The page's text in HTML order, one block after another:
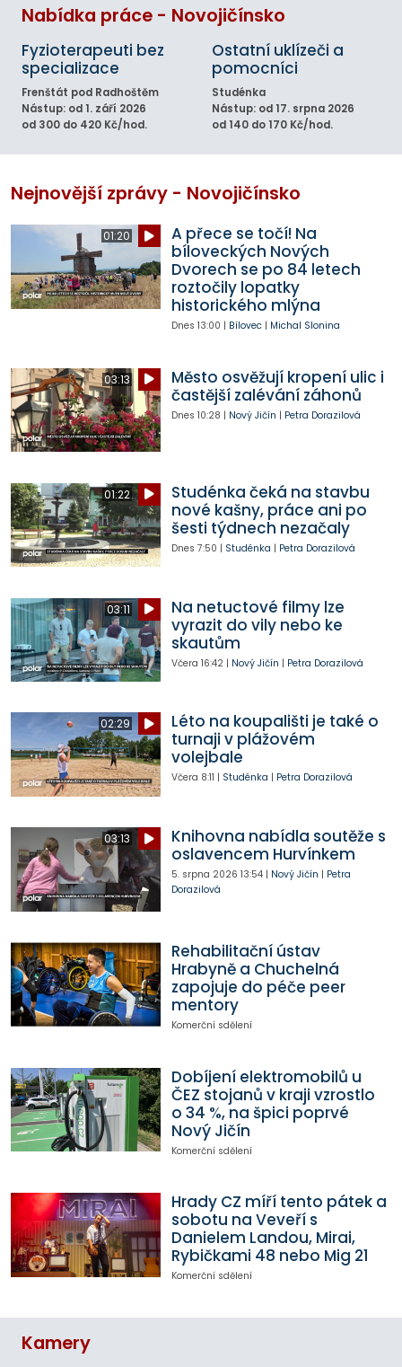
Nabídka práce - Novojičínsko
Fyzioterapeuti bez
specializace
Frenštát pod Radhoštěm
Nástup: od 1. září 2026
od 300 do 420 Kč/hod.
Ostatní uklízeči a
pomocníci
Studénka
Nástup: od 17. srpna 2026
od 140 do 170 Kč/hod.
Nejnovější zprávy - Novojičínsko
01:20
A přece se točí! Na
bíloveckých Nových
Dvorech se po 84 letech
roztočily lopatky
historického mlýna
Dnes 13:00 | Bílovec| Michal Slonina
03:13
Město osvěžují kropení ulic i
častější zalévání záhonů
Dnes 10:28 | Nový Jičín | Petra Dorazilová
01:22
Studénka čeká na stavbu
nové kašny, práce ani po
šesti týdnech nezačaly
Dnes 7:50 | Studénka | Petra Dorazilová
03:11
Na netuctové filmy lze
vyrazit do vily nebo ke
skautům
Včera 16:42| Nový Jičín | Petra Dorazilová
02:29
Léto na koupališti je také o
turnaji v plážovém
volejbale
Včera 8:11 | Studénka | Petra Dorazilová
03:13
Knihovna nabídla soutěže s
oslavencem Hurvínkem
5. srpna 2026 13:54| Nový Jičín | Petra
Dorazilová
Rehabilitační ústav
Hrabyně a Chuchelná
zapojuje do péče peer
mentory
Komerční sdělení
Dobíjení elektromobilů u
ČEZ stojanů v kraji vzrostlo
o 34 %, na špici poprvé
Nový Jičín
Komerční sdělení
Hrady CZ míří tento pátek a
sobotu na Veveří s
Danielem Landou, Mirai,
Rybičkami 48 nebo Mig 21
Komerční sdělení
Kamery